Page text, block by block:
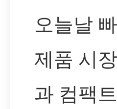
오늘날
제품 시
과 컴팩